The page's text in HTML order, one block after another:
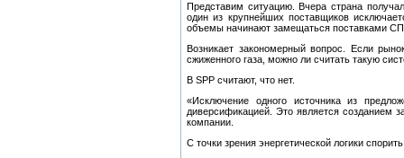
Представим ситуацию. Вчера страна
один из крупнейших поставщиков
объемы начинают замещаться поставками
Возникает закономерный вопрос. Если
сжиженного газа, можно ли считать такую
В SPP считают, что нет.
«Исключение одного источника из
диверсификацией. Это является созданием
компании.
С точки зрения энергетической логики